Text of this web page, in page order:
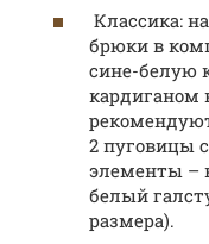
Классика:
брюки в
сине-белую
кардиганом
2 пуговицы
элементы –
белый
размера).